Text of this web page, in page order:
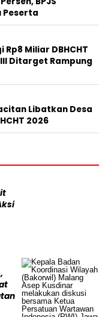
Peserta
Miliar DBHCHT
Ditarget Rampung
Libatkan Desa
2026